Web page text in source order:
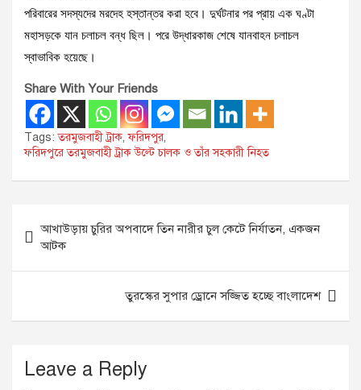
পরিবারের সদস্যদের মরদেহ হস্তান্তর করা হবে। দুর্ঘটনার পর প্রায় এক ঘণ্টা
মহাসড়কে যান চলাচল বন্ধ ছিল। পরে উদ্ধারকাজ শেষে যানবাহন চলাচল
স্বাভাবিক হয়েছে।
Share With Your Friends
Tags: তরমুজবাহী ট্রাক,ফরিদপুর,
ফরিদপুরে তরমুজবাহী ট্রাক উল্টে চালক ও তাঁর সহকারী নিহত
navigation
আখাউড়ায় চুরির অপবাদে তিন নারীর চুল কেটে নির্যাতন, একজন
আটক
তুরস্কের সুপার ড্রোনে সজ্জিত হচ্ছে বাংলাদেশ
Leave a Reply